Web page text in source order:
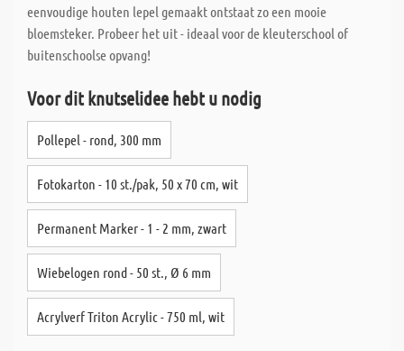
eenvoudige houten lepel gemaakt ontstaat zo een mooie
bloemsteker. Probeer het uit - ideaal voor de kleuterschool of
buitenschoolse opvang!
Voor dit knutselidee hebt u nodig
Pollepel - rond, 300 mm
Fotokarton - 10 st./pak, 50 x 70 cm, wit
Permanent Marker - 1 - 2 mm, zwart
Wiebelogen rond - 50 st., Ø 6 mm
Acrylverf Triton Acrylic - 750 ml, wit